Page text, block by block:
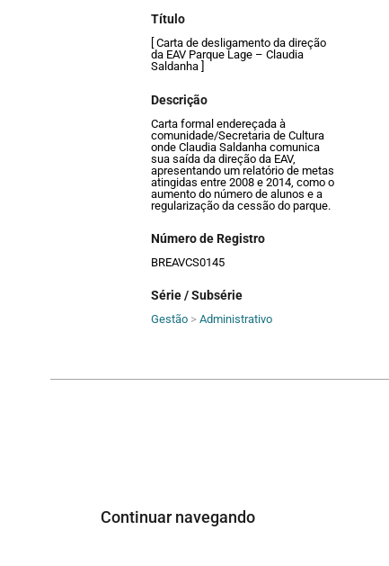
Título
[ Carta de desligamento da direção
da EAV Parque Lage – Claudia
Saldanha ]
Descrição
Carta formal endereçada à
comunidade/Secretaria de Cultura
onde Claudia Saldanha comunica
sua saída da direção da EAV,
apresentando um relatório de metas
atingidas entre 2008 e 2014, como o
aumento do número de alunos e a
regularização da cessão do parque.
Número de Registro
BREAVCS0145
Série / Subsérie
Gestão > Administrativo
Continuar navegando